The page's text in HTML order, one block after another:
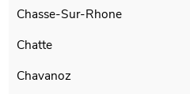
Chasse-Sur-Rhone
Chatte
Chavanoz